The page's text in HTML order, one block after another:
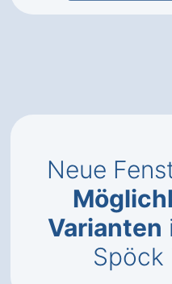
Neue
Varianten
Spöck